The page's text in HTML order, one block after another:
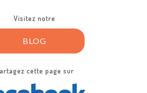
Visitez notre
BLOG
cette page sur